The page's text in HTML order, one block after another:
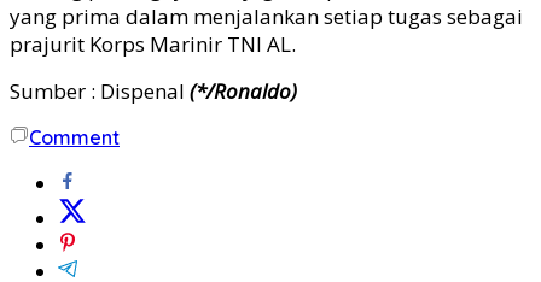
yang prima dalam menjalankan setiap tugas sebagai
prajurit Korps Marinir TNI AL.
Sumber : Dispenal (*/Ronaldo)
Comment